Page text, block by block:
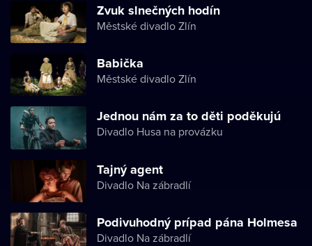
Zvuk slnečných hodín
Městské divadlo Zlín
Babička
Městské divadlo Zlín
Jednou nám za to děti poděkujú
Divadlo Husa na provázku
Tajný agent
Divadlo Na zábradlí
Podivuhodný prípad pána Holmesa
Divadlo Na zábradlí